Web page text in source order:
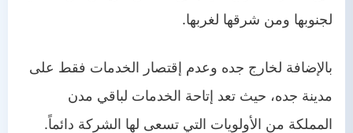
لجنوبها ومن شرقها لغربها.
بالإضافة لخارج جده وعدم إقتصار الخدمات فقط على
مدينة جده، حيث تعد إتاحة الخدمات لباقي مدن
المملكة من الأولويات التي تسعى لها الشركة دائماً.